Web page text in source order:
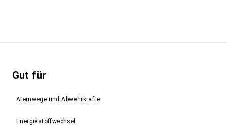
Gut für
Atemwege und Abwehrkräfte
Energiestoffwechsel